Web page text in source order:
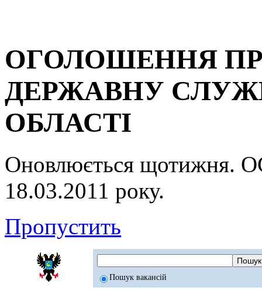
ОГОЛОШЕННЯ
ДЕРЖАВНУ
ОБЛАСТІ
Оновлюється
18.03.2011 року.
Пропустить
Пошук вакансій